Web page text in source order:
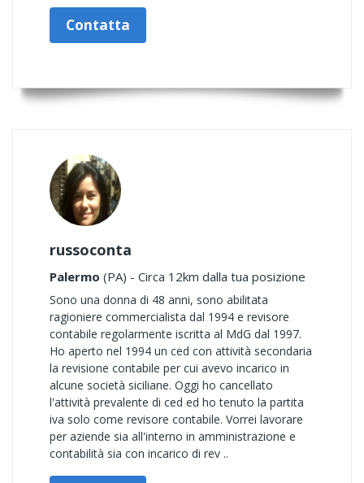
Contatta
russoconta
Palermo (PA) - Circa 12km dalla tua posizione
Sono una donna di 48 anni, sono abilitata
ragioniere commercialista dal 1994 e revisore
contabile regolarmente iscritta al MdG dal 1997.
Ho aperto nel 1994 un ced con attività secondaria
la revisione contabile per cui avevo incarico in
alcune società siciliane. Oggi ho cancellato
l'attività prevalente di ced ed ho tenuto la partita
iva solo come revisore contabile. Vorrei lavorare
per aziende sia all'interno in amministrazione e
contabilità sia con incarico di rev ..